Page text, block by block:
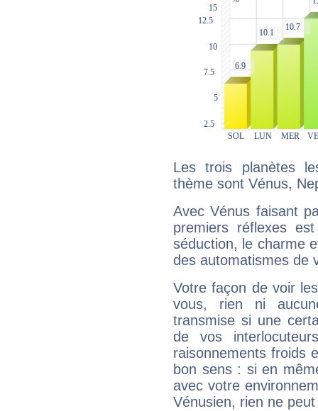
Les trois planètes
thème sont Vénus,
Avec Vénus faisant
premiers réflexes
séduction, le charme
des automatismes de
Votre façon de voir
vous, rien ni
transmise si une
de vos
raisonnements froids
bon sens : si en
avec votre
Vénusien, rien ne